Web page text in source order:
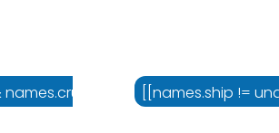
!= '' ?[[names.ship !=